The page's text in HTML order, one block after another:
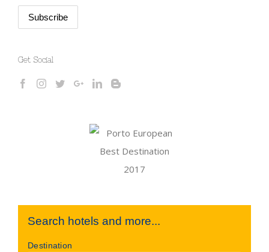
Get Social
Search hotels and more...
Destination